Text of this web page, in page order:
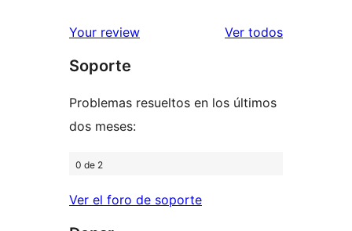
estrellas
de
estrellas
Your review Ver todoslos
Soporte
Problemas resueltos en los últimos
dos meses:
0 de 2
Ver el foro de soporte